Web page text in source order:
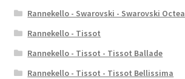
Rannekello - Swarovski - Swarovski Octea
Rannekello - Tissot
Rannekello - Tissot - Tissot Ballade
Rannekello - Tissot - Tissot Bellissima